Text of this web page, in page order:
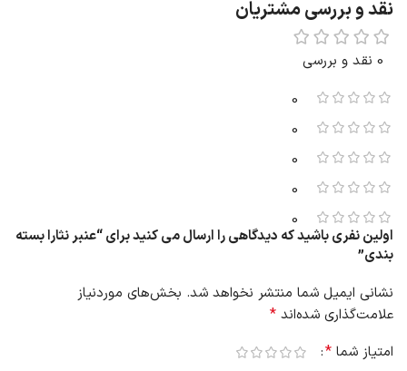
نقد و بررسی مشتریان
0 نقد و بررسی
0
0
0
0
0
اولین نفری باشید که دیدگاهی را ارسال می کنید برای “عنبر نثارا بسته
بندی”
نشانی ایمیل شما منتشر نخواهد شد. بخش‌های موردنیاز
علامت‌گذاری شده‌اند *
امتیاز شما *